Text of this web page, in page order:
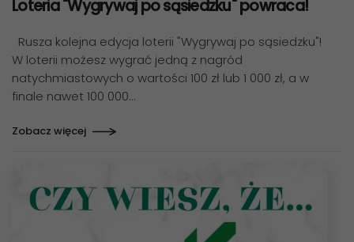
Loteria "Wygrywaj po sąsiedzku" powraca!
Rusza kolejna edycja loterii "Wygrywaj po sąsiedzku"!
W loterii możesz wygrać jedną z nagród
natychmiastowych o wartości 100 zł lub 1 000 zł, a w
finale nawet 100 000…
Zobacz więcej